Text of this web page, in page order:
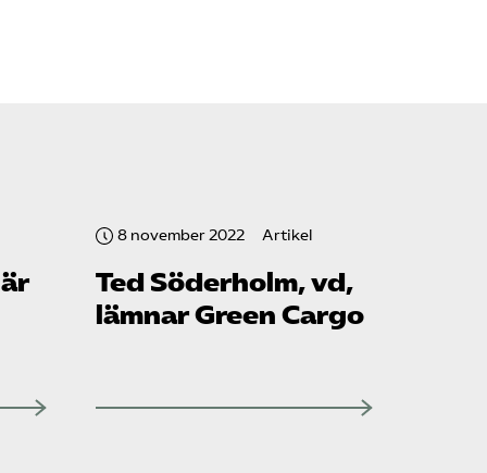
8 november 2022 Artikel
Ted Söderholm, vd,
lämnar Green Cargo